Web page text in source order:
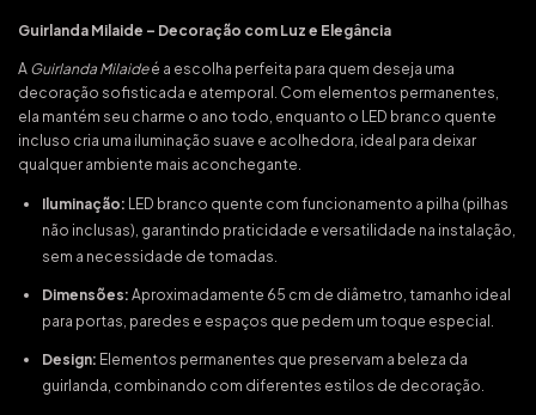
Guirlanda Milaide – Decoração com Luz e Elegância
A Guirlanda Milaideé a escolha perfeita para quem deseja uma
decoração sofisticada e atemporal. Com elementos permanentes,
ela mantém seu charme o ano todo, enquanto o LED branco quente
incluso cria uma iluminação suave e acolhedora, ideal para deixar
qualquer ambiente mais aconchegante.
Iluminação: LED branco quente com funcionamento a pilha (pilhas
não inclusas), garantindo praticidade e versatilidade na instalação,
sem a necessidade de tomadas.
Dimensões: Aproximadamente 65 cm de diâmetro, tamanho ideal
para portas, paredes e espaços que pedem um toque especial.
Design: Elementos permanentes que preservam a beleza da
guirlanda, combinando com diferentes estilos de decoração.